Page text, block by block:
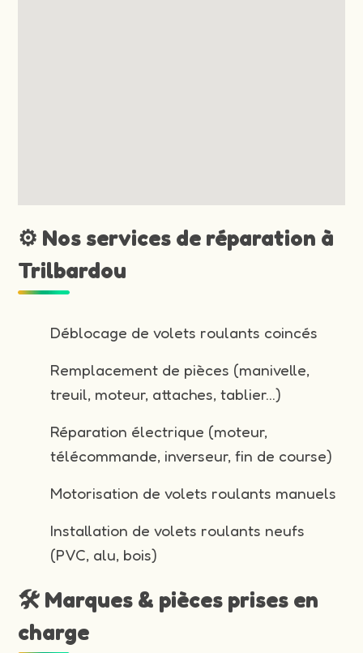
⚙️ Nos services de réparation à
Trilbardou
Déblocage de volets roulants coincés
Remplacement de pièces (manivelle,
treuil, moteur, attaches, tablier…)
Réparation électrique (moteur,
télécommande, inverseur, fin de course)
Motorisation de volets roulants manuels
Installation de volets roulants neufs
(PVC, alu, bois)
🛠️ Marques & pièces prises en
charge